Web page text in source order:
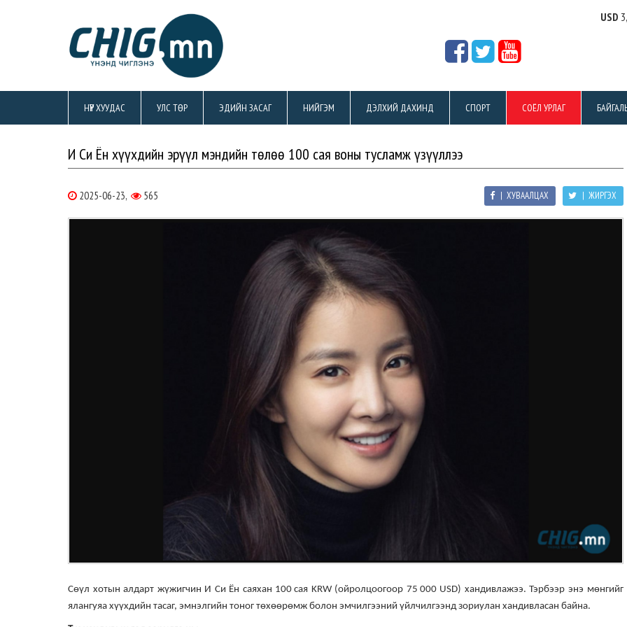
USD
НҮҮР ХУУДАС УЛС ТӨР ЭДИЙН ЗАСАГ НИЙГЭМ ДЭЛХИЙ ДАХИНД СПОРТ СОЁЛ УРЛАГ
И Си Ён хүүхдийн эрүүл мэндийн төлөө 100 сая воны тусламж үзүүллээ
2025-06-23, 565 | ЖИРГЭХ
| ХУВААЛЦАХ
Сөүл хотын алдарт жүжигчин И Си Ён саяхан 100 сая KRW (ойролцоогоор 75 000 USD) хандивлажээ. Тэрбээр энэ мөнгийг
ялангуяа хүүхдийн тасаг, эмнэлгийн тоног төхөөрөмж болон эмчилгээний үйлчилгээнд зориулан хандивласан байна.